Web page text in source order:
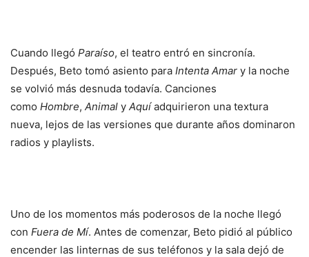
Cuando llegó Paraíso, el teatro entró en sincronía.
Después, Beto tomó asiento para Intenta Amar y la noche
se volvió más desnuda todavía. Canciones
como Hombre, Animal y Aquíadquirieron una textura
nueva, lejos de las versiones que durante años dominaron
radios y playlists.
Uno de los momentos más poderosos de la noche llegó
con Fuera de Mí. Antes de comenzar, Beto pidió al público
encender las linternas de sus teléfonos y la sala dejó de